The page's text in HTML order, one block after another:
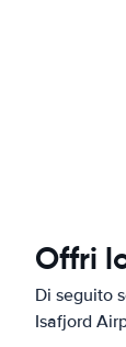
Offri
Di seguito
Isafjord